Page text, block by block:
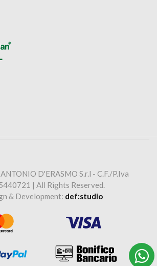
D'ERASMO S.r.l - C.F./P.Iva
| All Rights Reserved.
& Development: def:studio